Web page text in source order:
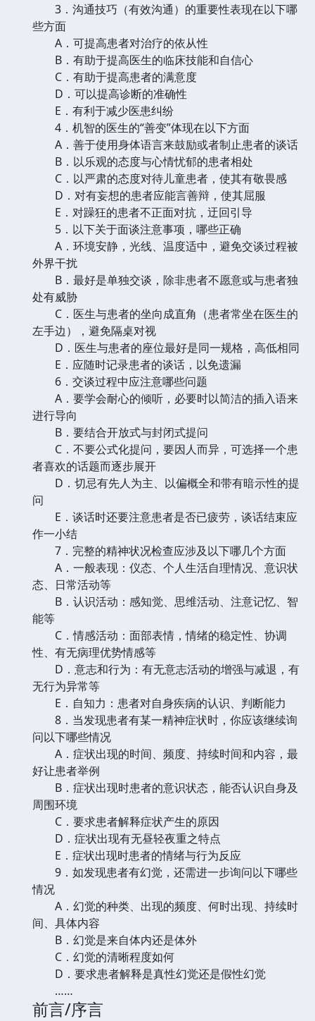
3．沟通技巧（有效沟通）的重要性表现在以下哪
些方面
A．可提高患者对治疗的依从性
B．有助于提高医生的临床技能和自信心
C．有助于提高患者的满意度
D．可以提高诊断的准确性
E．有利于减少医患纠纷
4．机智的医生的“善变”体现在以下方面
A．善于使用身体语言来鼓励或者制止患者的谈话
B．以乐观的态度与心情忧郁的患者相处
C．以严肃的态度对待儿童患者，使其有敬畏感
D．对有妄想的患者应能言善辩，使其屈服
E．对躁狂的患者不正面对抗，迂回引导
5．以下关于面谈注意事项，哪些正确
A．环境安静，光线、温度适中，避免交谈过程被
外界干扰
B．最好是单独交谈，除非患者不愿意或与患者独
处有威胁
C．医生与患者的坐向成直角（患者常坐在医生的
左手边），避免隔桌对视
D．医生与患者的座位最好是同一规格，高低相同
E．应随时记录患者的谈话，以免遗漏
6．交谈过程中应注意哪些问题
A．要学会耐心的倾听，必要时以简洁的插入语来
进行导向
B．要结合开放式与封闭式提问
C．不要公式化提问，要因人而异，可选择一个患
者喜欢的话题而逐步展开
D．切忌有先人为主、以偏概全和带有暗示性的提
问
E．谈话时还要注意患者是否已疲劳，谈话结束应
作一小结
7．完整的精神状况检查应涉及以下哪几个方面
A．一般表现：仪态、个人生活自理情况、意识状
态、日常活动等
B．认识活动：感知觉、思维活动、注意记忆、智
能等
C．情感活动：面部表情，情绪的稳定性、协调
性、有无病理优势情感等
D．意志和行为：有无意志活动的增强与减退，有
无行为异常等
E．自知力：患者对自身疾病的认识、判断能力
8．当发现患者有某一精神症状时，你应该继续询
问以下哪些情况
A．症状出现的时间、频度、持续时间和内容，最
好让患者举例
B．症状出现时患者的意识状态，能否认识自身及
周围环境
C．要求患者解释症状产生的原因
D．症状出现有无昼轻夜重之特点
E．症状出现时患者的情绪与行为反应
9．如发现患者有幻觉，还需进一步询问以下哪些
情况
A．幻觉的种类、出现的频度、何时出现、持续时
间、具体内容
B．幻觉是来自体内还是体外
C．幻觉的清晰程度如何
D．要求患者解释是真性幻觉还是假性幻觉
……
前言/序言